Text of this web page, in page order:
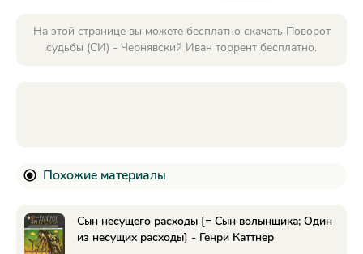
На этой странице вы можете бесплатно скачать Поворот
судьбы (СИ) - Чернявский Иван торрент бесплатно.
Похожие материалы
Сын несущего расходы [= Сын волынщика; Один
из несущих расходы] - Генри Каттнер